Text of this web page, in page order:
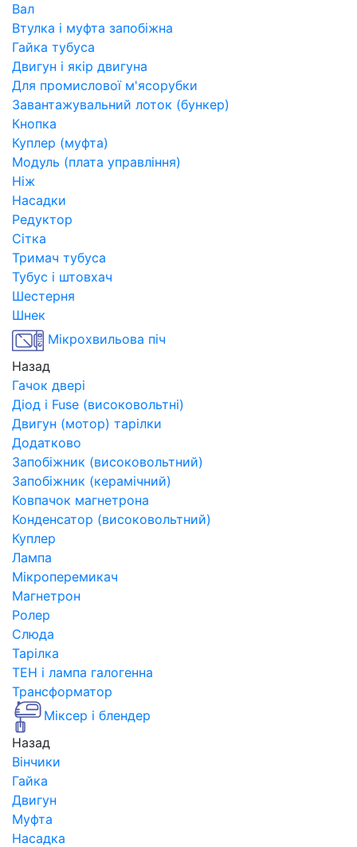
Вал
Втулка і муфта запобіжна
Гайка тубуса
Двигун і якір двигуна
Для промислової м'ясорубки
Завантажувальний лоток (бункер)
Кнопка
Куплер (муфта)
Модуль (плата управління)
Ніж
Насадки
Редуктор
Сітка
Тримач тубуса
Тубус і штовхач
Шестерня
Шнек
Мікрохвильова піч
Назад
Гачок двері
Діод і Fuse (високовольтні)
Двигун (мотор) тарілки
Додатково
Запобіжник (високовольтний)
Запобіжник (керамічний)
Ковпачок магнетрона
Конденсатор (високовольтний)
Куплер
Лампа
Мікроперемикач
Магнетрон
Ролер
Слюда
Тарілка
ТЕН і лампа галогенна
Трансформатор
Міксер і блендер
Назад
Вінчики
Гайка
Двигун
Муфта
Насадка